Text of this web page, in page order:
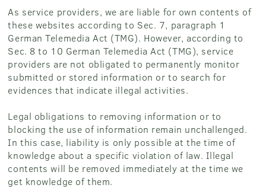
As service providers, we are liable for own contents of
these websites according to Sec. 7, paragraph 1
German Telemedia Act (TMG). However, according to
Sec. 8 to 10 German Telemedia Act (TMG), service
providers are not obligated to permanently monitor
submitted or stored information or to search for
evidences that indicate illegal activities.
Legal obligations to removing information or to
blocking the use of information remain unchallenged.
In this case, liability is only possible at the time of
knowledge about a specific violation of law. Illegal
contents will be removed immediately at the time we
get knowledge of them.